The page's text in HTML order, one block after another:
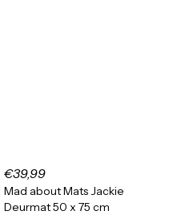
€39,99
Mad about Mats Jackie
Deurmat 50 x 75 cm